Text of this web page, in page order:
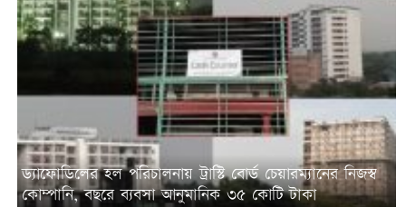
ড্যাফোডিলের হল পরিচালনায় ট্রাস্টি বোর্ড চেয়ারম্যানের নিজস্ব
কোম্পানি, বছরে ব্যবসা আনুমানিক ৩৫ কোটি টাকা